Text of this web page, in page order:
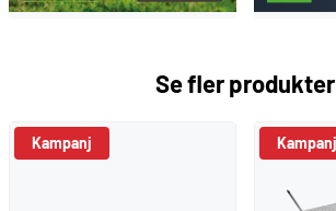
Se fler produkter